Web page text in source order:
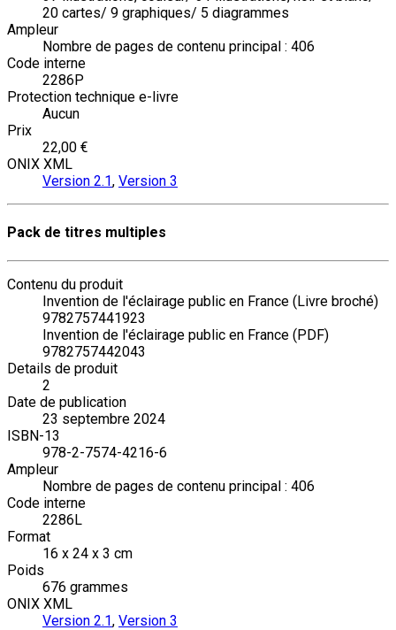
20 cartes/ 9 graphiques/ 5 diagrammes
Ampleur
Nombre de pages de contenu principal : 406
Code interne
2286P
Protection technique e-livre
Aucun
Prix
22,00 €
ONIX XML
Version 2.1, Version 3
Pack de titres multiples
Contenu du produit
Invention de l'éclairage public en France (Livre broché)
9782757441923
Invention de l'éclairage public en France (PDF)
9782757442043
Details de produit
2
Date de publication
23 septembre 2024
ISBN-13
978-2-7574-4216-6
Ampleur
Nombre de pages de contenu principal : 406
Code interne
2286L
Format
16 x 24 x 3 cm
Poids
676 grammes
ONIX XML
Version 2.1, Version 3